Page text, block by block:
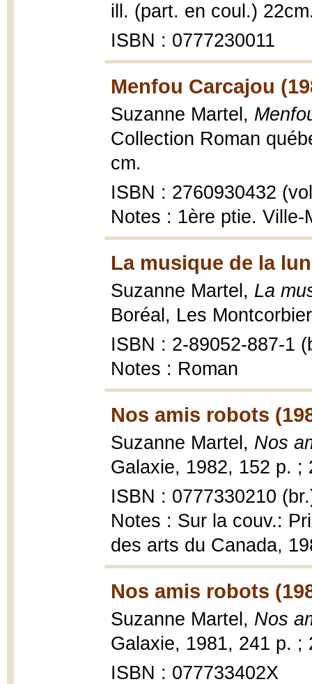
ill. (part. en coul.)
ISBN : 0777230011
Menfou Carcajou
Suzanne Martel,
Collection Roman
cm.
ISBN : 2760930432
Notes : 1ère ptie.
La musique de la
Suzanne Martel, La
Boréal, Les
ISBN : 2-89052-887-1
Notes : Roman
Nos amis robots
Suzanne Martel, Nos
Galaxie, 1982, 152 p. ;
ISBN : 0777330210
Notes : Sur la couv.:
des arts du Canada,
Nos amis robots
Suzanne Martel, Nos
Galaxie, 1981, 241 p. ;
ISBN : 077733402X